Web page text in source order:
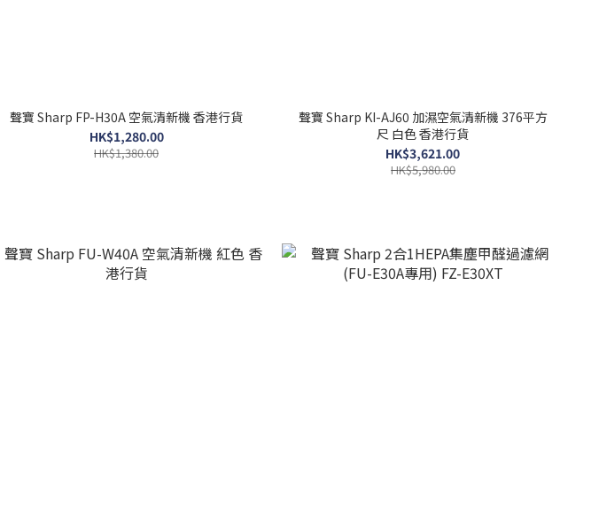
聲寶 Sharp FP-H30A 空氣清新機 香港行貨
HK$1,280.00
HK$1,380.00
聲寶 Sharp KI-AJ60 加濕空氣清新機 376平方
尺 白色 香港行貨
HK$3,621.00
HK$5,980.00